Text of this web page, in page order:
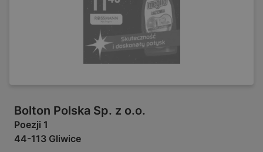
Bolton Polska Sp. z o.o.
Poezji 1
44-113 Gliwice